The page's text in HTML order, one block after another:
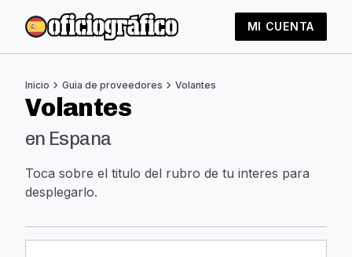
MI CUENTA
Inicio chevron_right Guia de proveedores chevron_right Volantes
Volantes
en Espana
Toca sobre el titulo del rubro de tu interes para
desplegarlo.